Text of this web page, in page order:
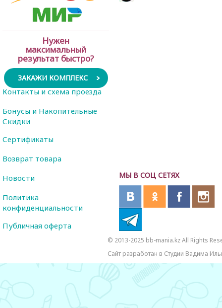
Нужен
максимальный
результат быстро?
ЗАКАЖИ КОМПЛЕКС
МЫ В СОЦ СЕТЯХ
Контакты и схема проезда
Бонусы и Накопительные
Скидки
Сертификаты
Возврат товара
Новости
Политика
конфиденциальности
Публичная оферта
© 2013-2025 bb-mania.kz All Rights
Сайт разработан в Студии Вадима